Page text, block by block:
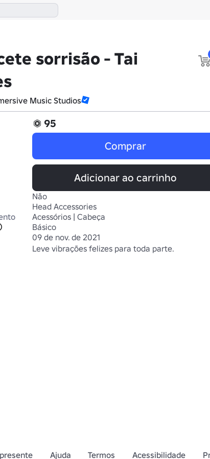
sorrisão - Tai
Music Studios
95
Comprar
Adicionar ao carrinho
Não
Head Accessories
Acessórios | Cabeça
Básico
09 de nov. de 2021
Leve vibrações felizes para toda parte.
Ajuda Termos Acessibilidade